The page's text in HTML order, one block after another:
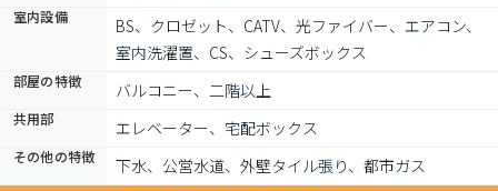
室内設備
BS、クロゼット、CATV、光ファイバー、エアコン、
室内洗濯置、CS、シューズボックス
部屋の特徴 バルコニー、二階以上
共用部 エレベーター、宅配ボックス
その他の特徴
下水、公営水道、外壁タイル張り、都市ガス